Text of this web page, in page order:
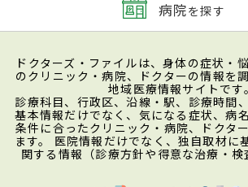
病院を探す
ドクターズ・ファイルは、身体の症状・
のクリニック・病院、ドクターの情報を
地域医療情報サイトです。
診療科目、行政区、沿線・駅、診療時間
基本情報だけでなく、気になる症状、病
条件に合ったクリニック・病院、ドクタ
ます。 医院情報だけでなく、独自取材に
関する情報（診療方針や得意な治療・検